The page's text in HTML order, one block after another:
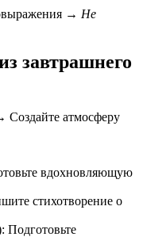
→ Не
завтрашнего
Создайте атмосферу
вдохновляющую
стихотворение о
Подготовьте